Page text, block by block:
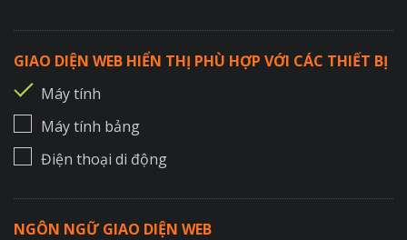
GIAO DIỆN WEB HIỂN THỊ PHÙ HỢP VỚI CÁC THIẾT BỊ
Máy tính
Máy tính bảng
Điện thoại di động
NGÔN NGỮ GIAO DIỆN WEB